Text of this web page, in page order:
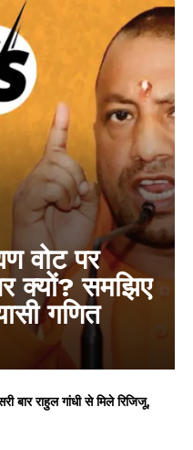
वोट पर
क्यों? समझिए
गणित
बार राहुल गांधी से मिले रिजिजू,